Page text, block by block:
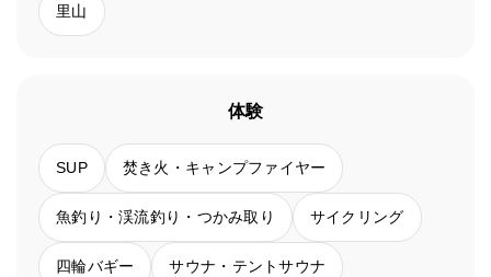
里山
体験
SUP 焚き火・キャンプファイヤー
魚釣り・渓流釣り・つかみ取り サイクリング
四輪バギー サウナ・テントサウナ